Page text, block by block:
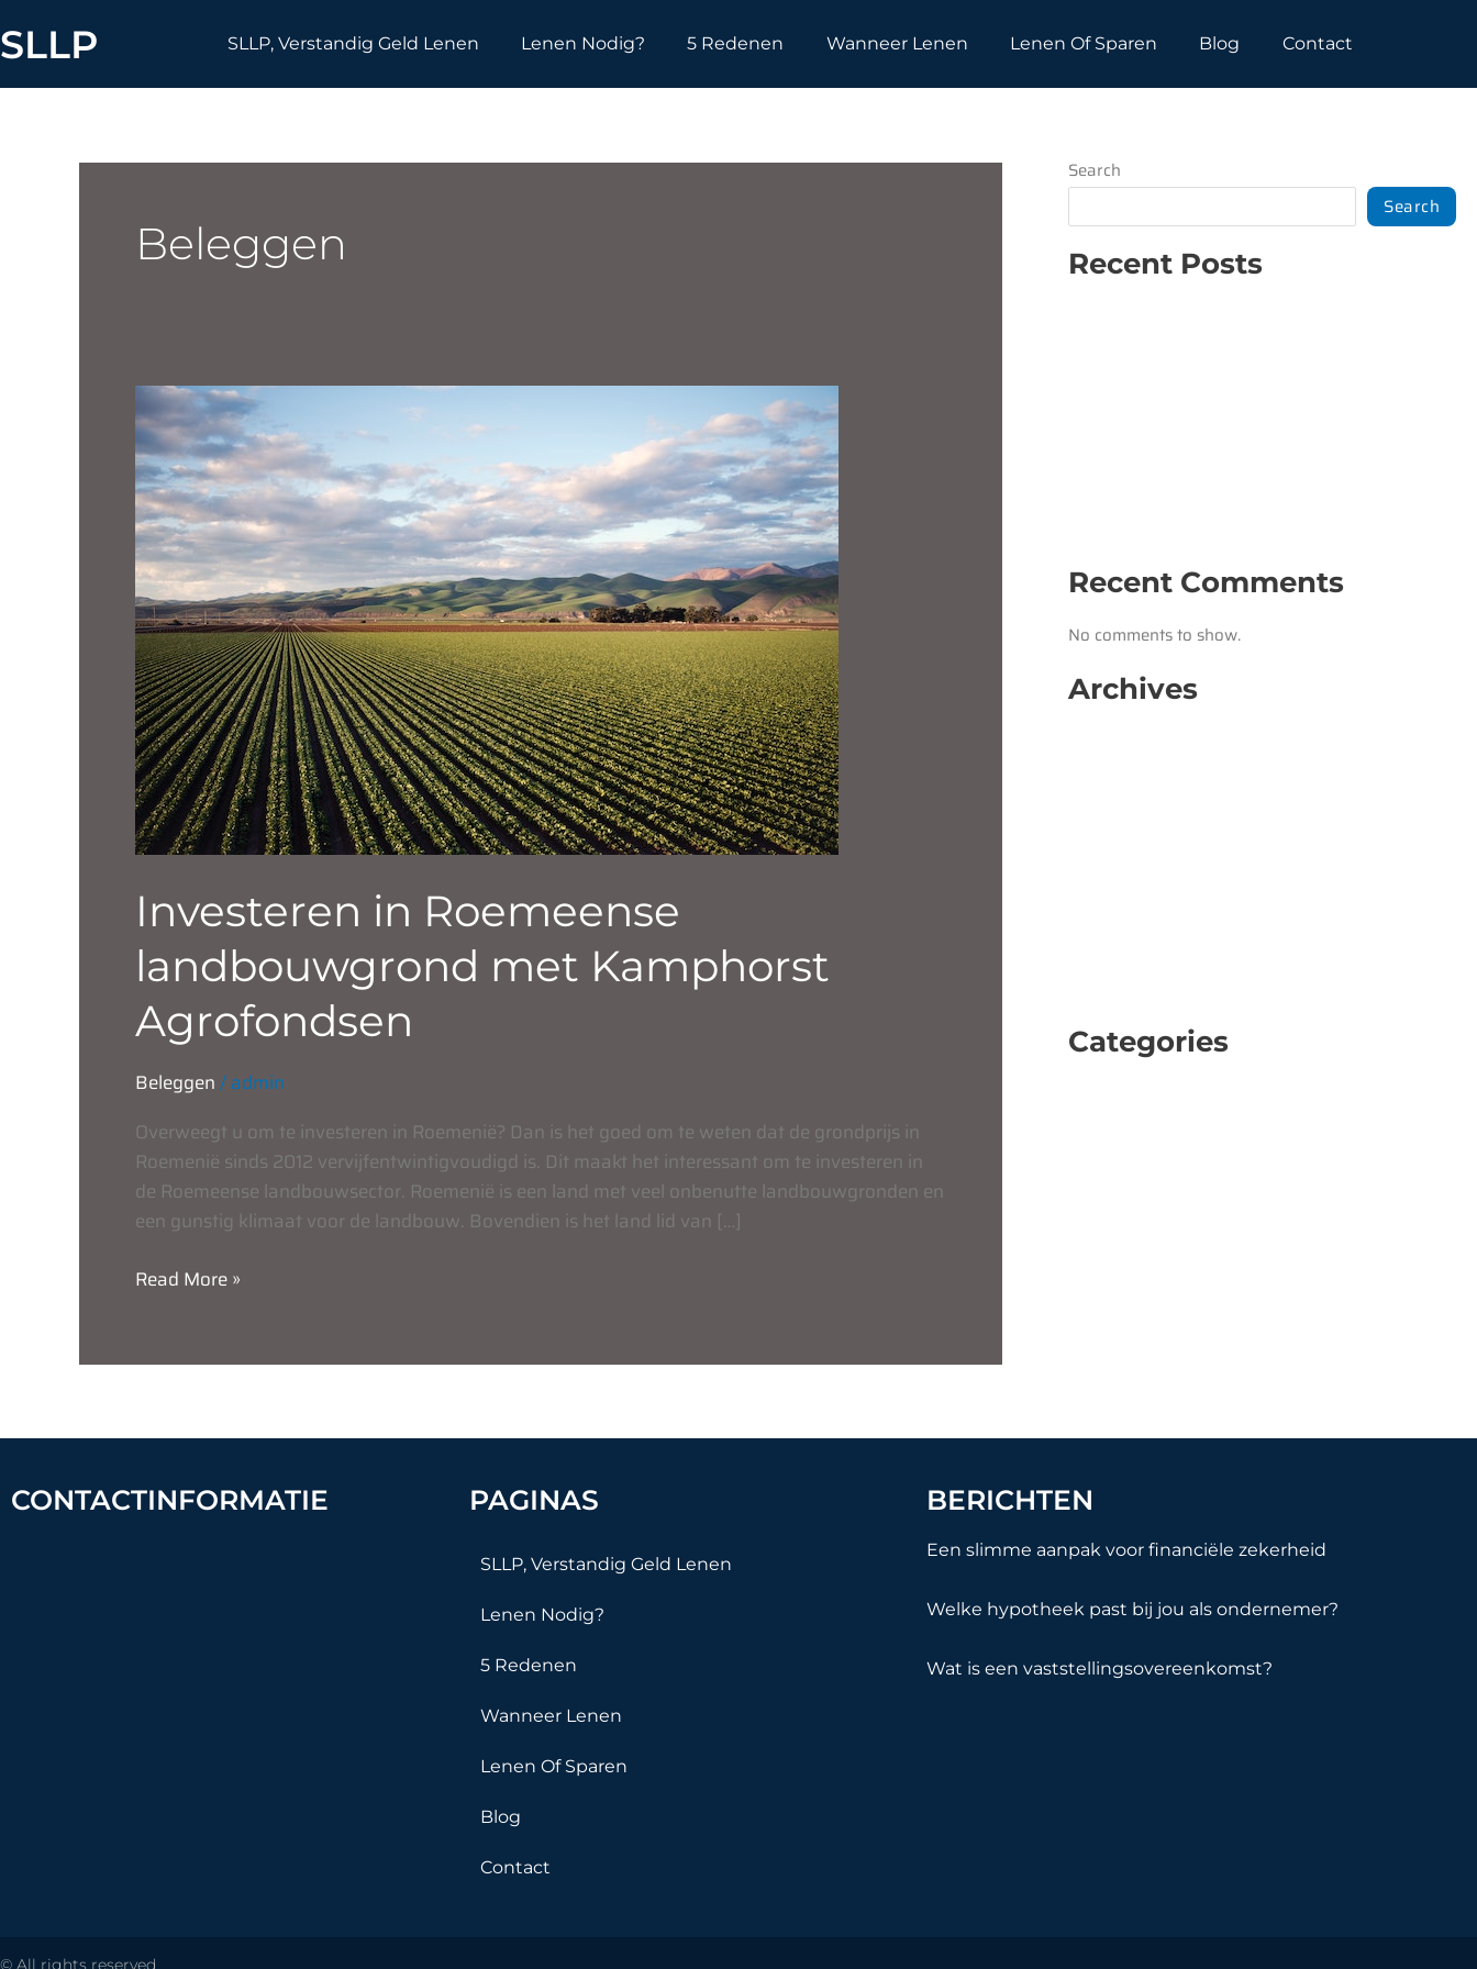
to
SLLP SLLP, Verstandig Geld Lenen Lenen Nodig? 5 Redenen Wanneer Lenen Lenen Of Sparen Blog Contact
Beleggen
Investeren in Roemeense
landbouwgrond met Kamphorst
Agrofondsen
Beleggen/admin
Overweegt u om te investeren in Roemenië? Dan is het goed om te weten dat de grondprijs in
Roemenië sinds 2012 vervijfentwintigvoudigd is. Dit maakt het interessant om te investeren in
de Roemeense landbouwsector. Roemenië is een land met veel onbenutte landbouwgronden en
een gunstig klimaat voor de landbouw. Bovendien is het land lid van […]
Investeren
in
Roemeense
landbouwgrond
met
Kamphorst
Agrofondsen
Read More »
Search
Search
Recent Posts
Recent Comments
No comments to show.
Archives
Categories
CONTACTINFORMATIE PAGINAS
SLLP, Verstandig Geld Lenen
Lenen Nodig?
5 Redenen
Wanneer Lenen
Lenen Of Sparen
Blog
Contact
BERICHTEN
Een slimme aanpak voor financiële zekerheid
Welke hypotheek past bij jou als ondernemer?
Wat is een vaststellingsovereenkomst?
© All rights reserved